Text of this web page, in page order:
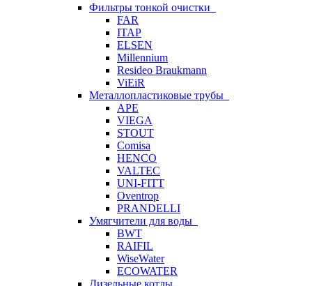
Фильтры тонкой очистки
FAR
ITAP
ELSEN
Millennium
Resideo Braukmann
ViEiR
Металлопластиковые трубы
APE
VIEGA
STOUT
Comisa
HENCO
VALTEC
UNI-FITT
Oventrop
PRANDELLI
Умягчители для воды
BWT
RAIFIL
WiseWater
ECOWATER
Дизельные котлы